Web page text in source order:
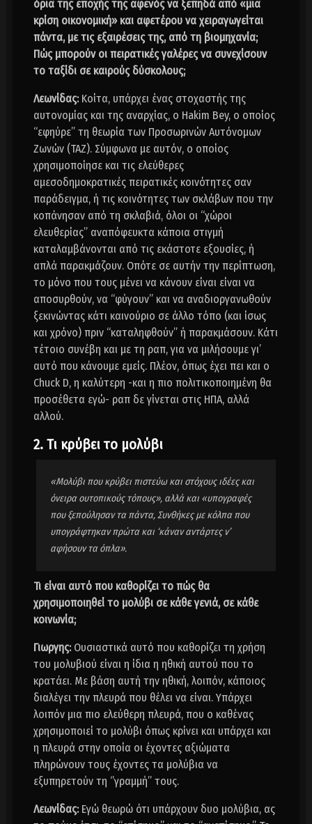
όρια της εποχής της αφενός να ξεπηδά από «μια
κρίση οικονομική» και αφετέρου να χειραγωγείται
πάντα, με τις εξαιρέσεις της, από τη βιομηχανία;
Πώς μπορούν οι πειρατικές γαλέρες να συνεχίσουν
το ταξίδι σε καιρούς δύσκολους;
Λεωνίδας:Κοίτα, υπάρχει ένας στοχαστής της
αυτονομίας και της αναρχίας, ο Hakim Bey, ο οποίος
“εφηύρε” τη θεωρία των Προσωρινών Αυτόνομων
Ζωνών (ΤΑΖ). Σύμφωνα με αυτόν, ο οποίος
χρησιμοποίησε και τις ελεύθερες
αμεσοδημοκρατικές πειρατικές κοινότητες σαν
παράδειγμα, ή τις κοινότητες των σκλάβων που την
κοπάνησαν από τη σκλαβιά, όλοι οι “χώροι
ελευθερίας” αναπόφευκτα κάποια στιγμή
καταλαμβάνονται από τις εκάστοτε εξουσίες, ή
απλά παρακμάζουν. Οπότε σε αυτήν την περίπτωση,
το μόνο που τους μένει να κάνουν είναι είναι να
αποσυρθούν, να “φύγουν” και να αναδιοργανωθούν
ξεκινώντας κάτι καινούριο σε άλλο τόπο (και ίσως
και χρόνο) πριν “καταληφθούν” ή παρακμάσουν. Κάτι
τέτοιο συνέβη και με τη ραπ, για να μιλήσουμε γι’
αυτό που κάνουμε εμείς. Πλέον, όπως έχει πει και ο
Chuck D, η καλύτερη -και η πιο πολιτικοποιημένη θα
προσέθετα εγώ- ραπ δε γίνεται στις ΗΠΑ, αλλά
αλλού.
2. Τι κρύβει το μολύβι
«Μολύβι που κρύβει πιστεύω και στόχους ιδέες και
όνειρα ουτοπικούς τόπους», αλλά και «υπογραφές
που ξεπούλησαν τα πάντα, Συνθήκες με κόλπα που
υπογράφτηκαν πρώτα και ‘κάναν αντάρτες ν’
αφήσουν τα όπλα».
Τι είναι αυτό που καθορίζει το πώς θα
χρησιμοποιηθεί το μολύβι σε κάθε γενιά, σε κάθε
κοινωνία;
Γιωργης:Ουσιαστικά αυτό που καθορίζει τη χρήση
του μολυβιού είναι η ίδια η ηθική αυτού που το
κρατάει. Με βάση αυτή την ηθική, λοιπόν, κάποιος
διαλέγει την πλευρά που θέλει να είναι. Υπάρχει
λοιπόν μια πιο ελεύθερη πλευρά, που ο καθένας
χρησιμοποιεί το μολύβι όπως κρίνει και υπάρχει και
η πλευρά στην οποία οι έχοντες αξιώματα
πληρώνουν τους έχοντες τα μολύβια να
εξυπηρετούν τη ‘’γραμμή’’ τους.
Λεωνίδας:Εγώ θεωρώ ότι υπάρχουν δυο μολύβια, ας